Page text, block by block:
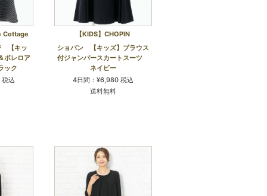
Cottage
【キッ
ボレロア
ック
込
【KIDS】CHOPIN
ショパン 【キッズ】ブラウス
付ジャンパースカートスーツ
ネイビー
4日間：¥6,980 税込
送料無料